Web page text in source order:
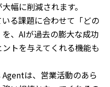
幅に削減されます。
る課題に合わせて「どの
、AIが過去の膨大な成功
トを与えてくれる機能も
は、営業活動のあら